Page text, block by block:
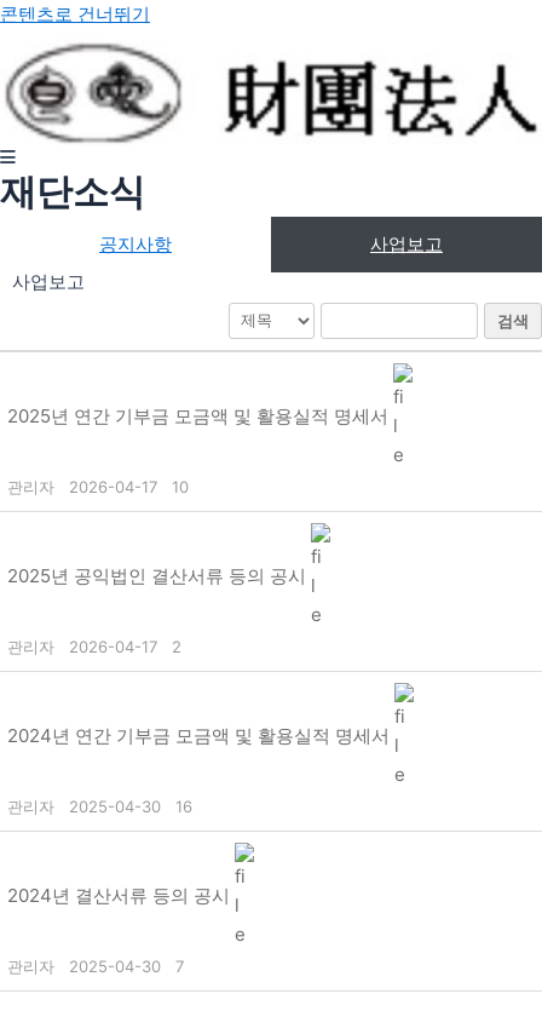
콘텐츠로 건너뛰기
재단소식
공지사항 사업보고
사업보고
검색
2025년 연간 기부금 모금액 및 활용실적 명세서
관리자 2026-04-17 10
2025년 공익법인 결산서류 등의 공시
관리자 2026-04-17 2
2024년 연간 기부금 모금액 및 활용실적 명세서
관리자 2025-04-30 16
2024년 결산서류 등의 공시
관리자 2025-04-30 7